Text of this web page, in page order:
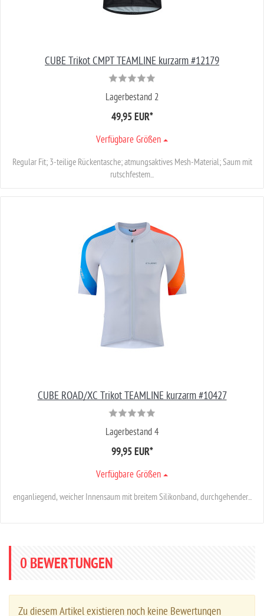
CUBE Trikot CMPT TEAMLINE kurzarm #12179
Lagerbestand 2
49,95 EUR*
Verfügbare Größen
Regular Fit; 3-teilige Rückentasche; atmungsaktives Mesh-Material; Saum mit
rutschfestem...
CUBE ROAD/XC Trikot TEAMLINE kurzarm #10427
Lagerbestand 4
99,95 EUR*
Verfügbare Größen
enganliegend, weicher Innensaum mit breitem Silikonband, durchgehender...
0 BEWERTUNGEN
Zu diesem Artikel existieren noch keine Bewertungen